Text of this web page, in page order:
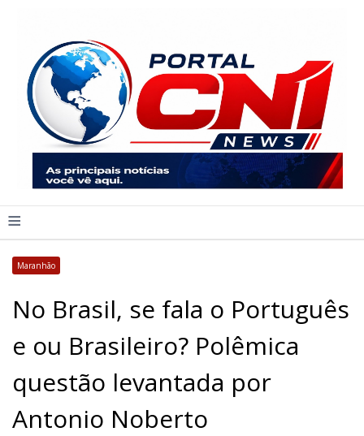
≡
Maranhão
No Brasil, se fala o Português
e ou Brasileiro? Polêmica
questão levantada por
Antonio Noberto